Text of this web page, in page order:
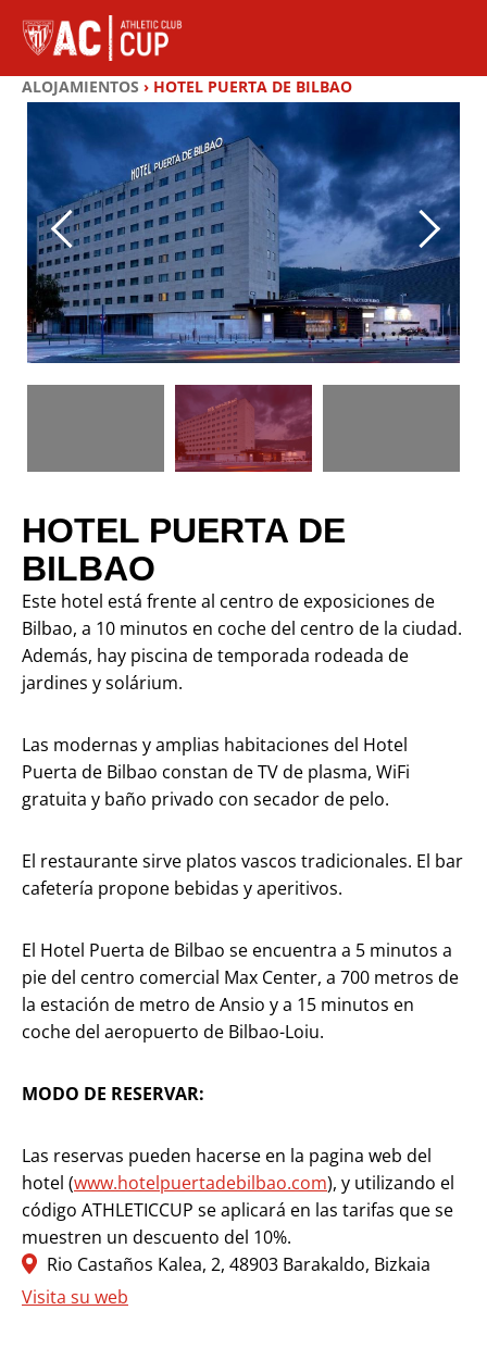
ALOJAMIENTOS › HOTEL PUERTA DE BILBAO
HOTEL PUERTA DE
BILBAO
Este hotel está frente al centro de exposiciones de
Bilbao, a 10 minutos en coche del centro de la ciudad.
Además, hay piscina de temporada rodeada de
jardines y solárium.
Las modernas y amplias habitaciones del Hotel
Puerta de Bilbao constan de TV de plasma, WiFi
gratuita y baño privado con secador de pelo.
El restaurante sirve platos vascos tradicionales. El bar
cafetería propone bebidas y aperitivos.
El Hotel Puerta de Bilbao se encuentra a 5 minutos a
pie del centro comercial Max Center, a 700 metros de
la estación de metro deAnsio y a 15 minutos en
coche del aeropuerto de Bilbao-Loiu.
MODO DE RESERVAR:
Las reservas pueden hacerse en la pagina web del
hotel (www.hotelpuertadebilbao.com), y utilizando el
código ATHLETICCUP se aplicará en las tarifas que se
muestren un descuento del 10%.
Rio Castaños Kalea, 2, 48903 Barakaldo, Bizkaia
Visita su web